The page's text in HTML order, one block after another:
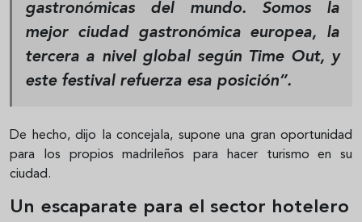
gastronómicas del mundo. Somos la
mejor ciudad gastronómica europea, la
tercera a nivel global según Time Out, y
este festival refuerza esa posición”.
De hecho, dijo la concejala, supone una gran oportunidad
para los propios madrileños para hacer turismo en su
ciudad.
Un escaparate para el sector hotelero